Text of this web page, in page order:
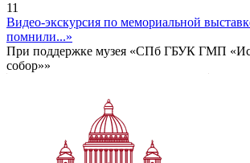
11
Видео-экскурсия по мемориальной
помнили...»
При поддержке музея «СПб ГБУК ГМП
собор»»